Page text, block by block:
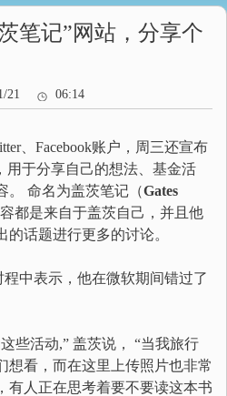
笔记”网站，分享个
21 06:14
、Facebook账户，周三还宣布
用于分享自己的想法、基金活
。 命名为盖茨笔记（Gates
都是来自于盖茨自己，并且他
话题进行更多的讨论。
中表示，他在微软期间错过了
些活动,” 盖茨说， “当我旅行
想看，而在这里上传照片也非常
有人正在思考着要不要读这本书